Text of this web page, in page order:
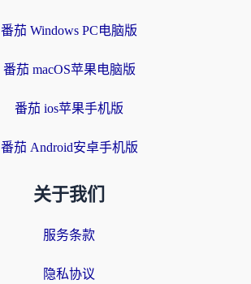
番茄 Windows PC电脑版
番茄 macOS苹果电脑版
番茄 ios苹果手机版
番茄 Android安卓手机版
关于我们
服务条款
隐私协议